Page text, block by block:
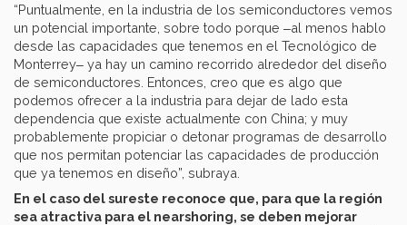
“Puntualmente, en la industria de los semiconductores vemos
un potencial importante, sobre todo porque ‒al menos hablo
desde las capacidades que tenemos en el Tecnológico de
Monterrey‒ ya hay un camino recorrido alrededor del diseño
de semiconductores. Entonces, creo que es algo que
podemos ofrecer a la industria para dejar de lado esta
dependencia que existe actualmente con China; y muy
probablemente propiciar o detonar programas de desarrollo
que nos permitan potenciar las capacidades de producción
que ya tenemos en diseño”, subraya.
En el caso del sureste reconoce que, para que la región
sea atractiva para el nearshoring, se deben mejorar